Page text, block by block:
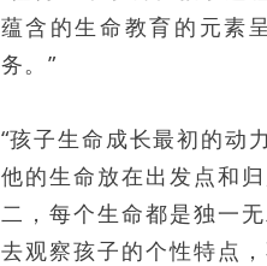
蕴含的生命教育的元素
务。”
“孩子生命成长最初的动
他的生命放在出发点和
二，每个生命都是独一
去观察孩子的个性特点